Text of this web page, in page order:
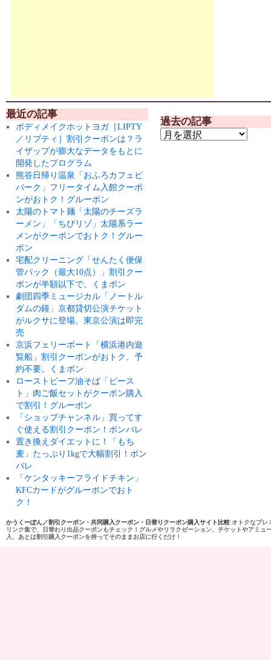
最近の記事
ボディメイクホットヨガ［LIPTY
／リプティ］割引クーポンは？ラ
イザップが膨大なデータをもとに
開発したプログラム
熊谷日帰り温泉「おふろカフェビ
バーク」フリータイム入館クーポ
ンがおトク！グルーポン
太陽のトマト麺「太陽のチーズラ
ーメン」「ちびリゾ」太陽系ラー
メンがクーポンでおトク！グルー
ポン
宅配クリーニング「せんたく便保
管パック（最大10点）」割引クー
ポンが半額以下で。くまポン
劇団四季ミュージカル「ノートル
ダムの鐘」京都貸切公演チケット
がルクサに登場。東京公演は即完
売
京浜フェリーボート「横浜港内遊
覧船」割引クーポンがおトク。予
約不要。くまポン
ローストビーフ油そば「ビース
ト」肉ご飯セットがクーポン購入
で割引！グルーポン
「ショップチャンネル」買ってす
ぐ使える割引クーポン！ポンパレ
置き換えダイエットに！「もち
麦」たっぷり1kgで大幅割引！ポン
パレ
「ケンタッキーフライドチキン」
KFCカードがグルーポンでおト
ク！
過去の記事
かうくーぽん／割引クーポン・共同購入クーポン・日替りクーポン購入サイト比較 オトクなプレ
リンク集で、日替わり出品クーポンもチェック！グルメやリラクゼーション、チケットやアミ
入、あとは割引購入クーポンを持ってそのままお店に行くだけ！